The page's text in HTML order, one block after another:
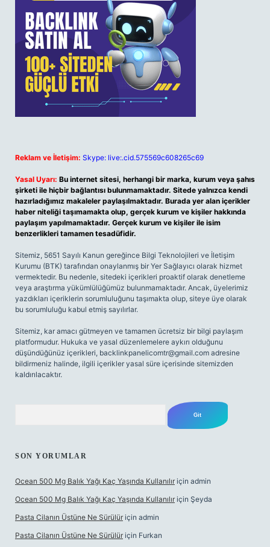
Reklam ve İletişim: Skype: live:.cid.575569c608265c69
Yasal Uyarı: Bu internet sitesi, herhangi bir marka, kurum veya şahıs
şirketi ile hiçbir bağlantısı bulunmamaktadır. Sitede yalnızca kendi
hazırladığımız makaleler paylaşılmaktadır. Burada yer alan içerikler
haber niteliği taşımamakta olup, gerçek kurum ve kişiler hakkında
paylaşım yapılmamaktadır. Gerçek kurum ve kişiler ile isim
benzerlikleri tamamen tesadüfidir.
Sitemiz, 5651 Sayılı Kanun gereğince Bilgi Teknolojileri ve İletişim
Kurumu (BTK) tarafından onaylanmış bir Yer Sağlayıcı olarak hizmet
vermektedir. Bu nedenle, sitedeki içerikleri proaktif olarak denetleme
veya araştırma yükümlülüğümüz bulunmamaktadır. Ancak, üyelerimiz
yazdıkları içeriklerin sorumluluğunu taşımakta olup, siteye üye olarak
bu sorumluluğu kabul etmiş sayılırlar.
Sitemiz, kar amacı gütmeyen ve tamamen ücretsiz bir bilgi paylaşım
platformudur. Hukuka ve yasal düzenlemelere aykırı olduğunu
düşündüğünüz içerikleri, backlinkpanelicomtr@gmail.com adresine
bildirmeniz halinde, ilgili içerikler yasal süre içerisinde sitemizden
kaldırılacaktır.
SON YORUMLAR
Ocean 500 Mg Balık Yağı Kaç Yaşında Kullanılır için admin
Ocean 500 Mg Balık Yağı Kaç Yaşında Kullanılır için Şeyda
Pasta Cilanın Üstüne Ne Sürülür için admin
Pasta Cilanın Üstüne Ne Sürülür için Furkan